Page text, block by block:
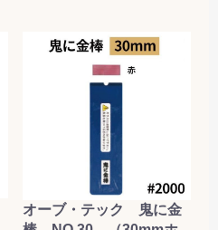
オーブ・テック 鬼に金